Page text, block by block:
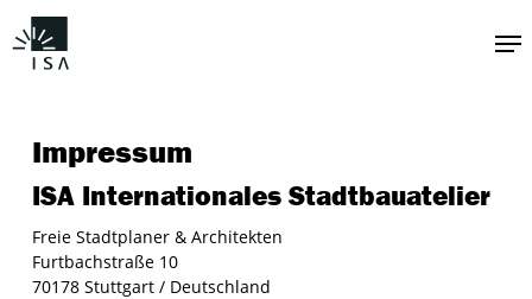
Zum
Hauptinhalt
springen
Impressum
ISA Internationales Stadtbauatelier
Freie Stadtplaner & Architekten
Furtbachstraße 10
70178 Stuttgart / Deutschland